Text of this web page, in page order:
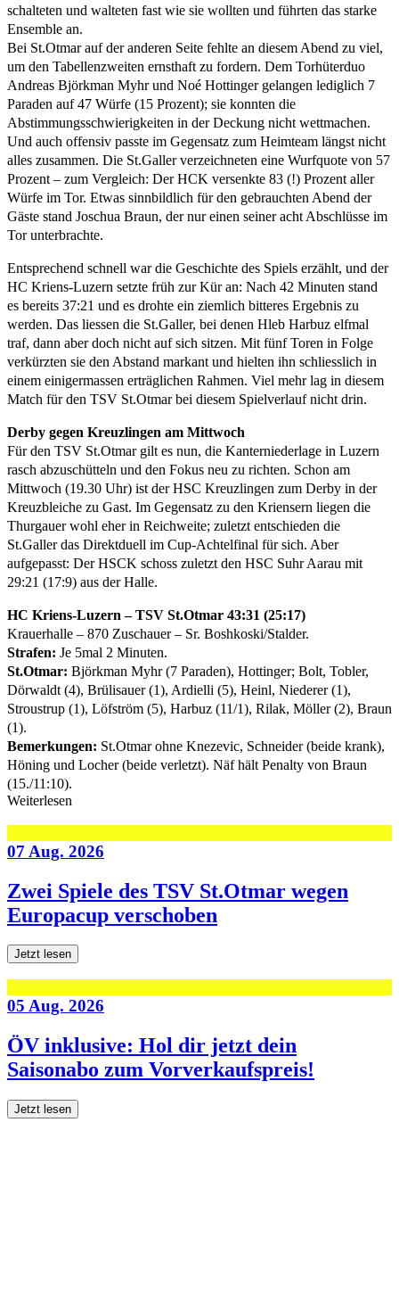
schalteten und walteten fast wie sie wollten und führten das starke
Ensemble an.
Bei St.Otmar auf der anderen Seite fehlte an diesem Abend zu viel,
um den Tabellenzweiten ernsthaft zu fordern. Dem Torhüterduo
Andreas Björkman Myhr und Noé Hottinger gelangen lediglich 7
Paraden auf 47 Würfe (15 Prozent); sie konnten die
Abstimmungsschwierigkeiten in der Deckung nicht wettmachen.
Und auch offensiv passte im Gegensatz zum Heimteam längst nicht
alles zusammen. Die St.Galler verzeichneten eine Wurfquote von 57
Prozent – zum Vergleich: Der HCK versenkte 83 (!) Prozent aller
Würfe im Tor. Etwas sinnbildlich für den gebrauchten Abend der
Gäste stand Joschua Braun, der nur einen seiner acht Abschlüsse im
Tor unterbrachte.
Entsprechend schnell war die Geschichte des Spiels erzählt, und der
HC Kriens-Luzern setzte früh zur Kür an: Nach 42 Minuten stand
es bereits 37:21 und es drohte ein ziemlich bitteres Ergebnis zu
werden. Das liessen die St.Galler, bei denen Hleb Harbuz elfmal
traf, dann aber doch nicht auf sich sitzen. Mit fünf Toren in Folge
verkürzten sie den Abstand markant und hielten ihn schliesslich in
einem einigermassen erträglichen Rahmen. Viel mehr lag in diesem
Match für den TSV St.Otmar bei diesem Spielverlauf nicht drin.
Derby gegen Kreuzlingen am Mittwoch
Für den TSV St.Otmar gilt es nun, die Kanterniederlage in Luzern
rasch abzuschütteln und den Fokus neu zu richten. Schon am
Mittwoch (19.30 Uhr) ist der HSC Kreuzlingen zum Derby in der
Kreuzbleiche zu Gast. Im Gegensatz zu den Kriensern liegen die
Thurgauer wohl eher in Reichweite; zuletzt entschieden die
St.Galler das Direktduell im Cup-Achtelfinal für sich. Aber
aufgepasst: Der HSCK schoss zuletzt den HSC Suhr Aarau mit
29:21 (17:9) aus der Halle.
HC Kriens-Luzern – TSV St.Otmar 43:31 (25:17)
Krauerhalle – 870 Zuschauer – Sr. Boshkoski/Stalder.
Strafen: Je 5mal 2 Minuten.
St.Otmar: Björkman Myhr (7 Paraden), Hottinger; Bolt, Tobler,
Dörwaldt (4), Brülisauer (1), Ardielli (5), Heinl, Niederer (1),
Stroustrup (1), Löfström (5), Harbuz (11/1), Rilak, Möller (2), Braun
(1).
Bemerkungen: St.Otmar ohne Knezevic, Schneider (beide krank),
Höning und Locher (beide verletzt). Näf hält Penalty von Braun
(15./11:10).
Weiterlesen
07 Aug. 2026
Zwei Spiele des TSV St.Otmar wegen
Europacup verschoben
Jetzt lesen
05 Aug. 2026
ÖV inklusive: Hol dir jetzt dein
Saisonabo zum Vorverkaufspreis!
Jetzt lesen